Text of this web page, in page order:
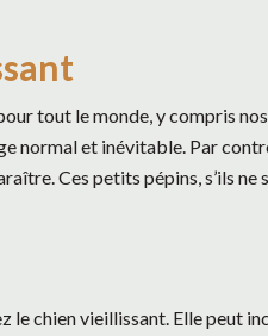
tout le monde, y compris
normal et inévitable. Par
Ces petits pépins, s’ils ne
le chien vieillissant. Elle peut